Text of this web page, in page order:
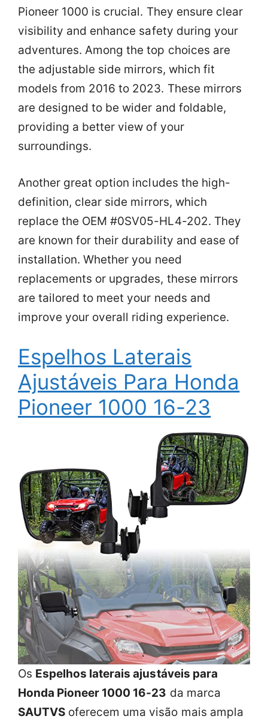
Pioneer 1000 is crucial. They ensure clear
visibility and enhance safety during your
adventures. Among the top choices are
the adjustable side mirrors, which fit
models from 2016 to 2023. These mirrors
are designed to be wider and foldable,
providing a better view of your
surroundings.
Another great option includes the high-
definition, clear side mirrors, which
replace the OEM #0SV05-HL4-202. They
are known for their durability and ease of
installation. Whether you need
replacements or upgrades, these mirrors
are tailored to meet your needs and
improve your overall riding experience.
Espelhos Laterais
Ajustáveis Para Honda
Pioneer 1000 16-23
Os Espelhos laterais ajustáveis para
Honda Pioneer 1000 16-23 da marca
SAUTVS oferecem uma visão mais ampla